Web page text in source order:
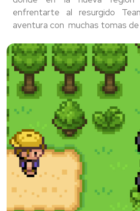
enfrentarte al resurgido
aventura con muchas tomas de